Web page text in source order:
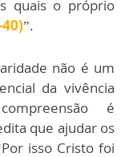
quais o próprio
”.
não é um
da vivência
é
que ajudar os
isso Cristo foi